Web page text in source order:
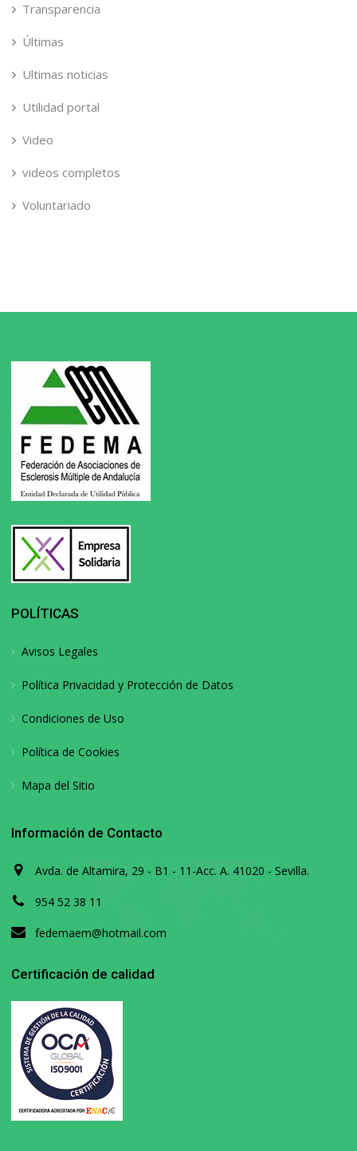
Transparencia
Últimas
Ultimas noticias
Utilidad portal
Video
videos completos
Voluntariado
POLÍTICAS
Avisos Legales
Política Privacidad y Protección de Datos
Condiciones de Uso
Política de Cookies
Mapa del Sitio
Información de Contacto
Avda. de Altamira, 29 - B1 - 11-Acc. A. 41020 - Sevilla.
954 52 38 11
fedemaem@hotmail.com
Certificación de calidad